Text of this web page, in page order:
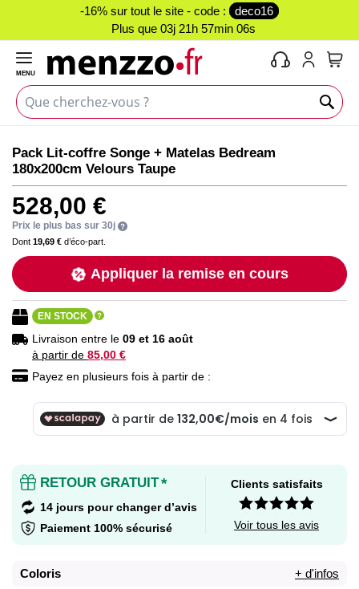
-16% sur tout le site - code :
deco16
Plus que 03j 21h 57min 06s
MENU
to
the
end
of
the
images
gallery
to
the
beginning
of
the
images
gallery
Pack Lit-coffre Songe + Matelas Bedream
180x200cm Velours Taupe
528,00 €
Prix le plus bas sur 30j
Dont 19,69 € d’éco-part.
Appliquer la remise en cours
EN STOCK
Livraison entre le 09 et 16 août
à partir de 85,00 €
Payez en plusieurs fois à partir de :
RETOUR GRATUIT*
14 jours pour changer d’avis
Paiement 100% sécurisé
Clients satisfaits
Voir tous les avis
Coloris + d'infos